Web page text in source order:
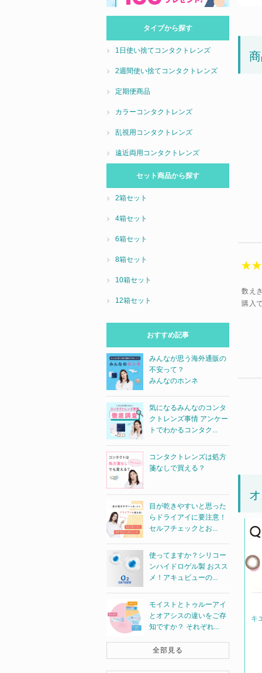
数え
購入
キ
タイプから探す
1日使い捨てコンタクトレンズ
2週間使い捨てコンタクトレンズ
定期便商品
カラーコンタクトレンズ
乱視用コンタクトレンズ
遠近両用コンタクトレンズ
セット商品から探す
2箱セット
4箱セット
6箱セット
8箱セット
10箱セット
12箱セット
おすすめ記事
みんなが思う海外通販の
不安って？
みんなのホンネ
気になるみんなのコンタ
クトレンズ事情 アンケー
トでわかるコンタク...
コンタクトレンズは処方
箋なしで買える？
目が乾きやすいと思った
らドライアイに要注意！
セルフチェックとお...
使ってますか？シリコー
ンハイドロゲル製 おスス
メ！アキュビューの...
モイストとトゥルーアイ
とオアシスの違いをご存
知ですか？ それぞれ...
全部見る